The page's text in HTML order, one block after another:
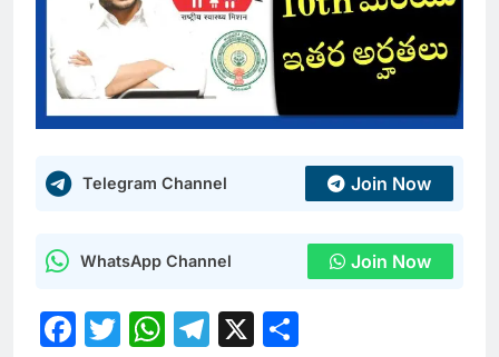
Telegram Channel Join Now
WhatsApp Channel Join Now
Facebook
Twitter
WhatsApp
Telegram
X